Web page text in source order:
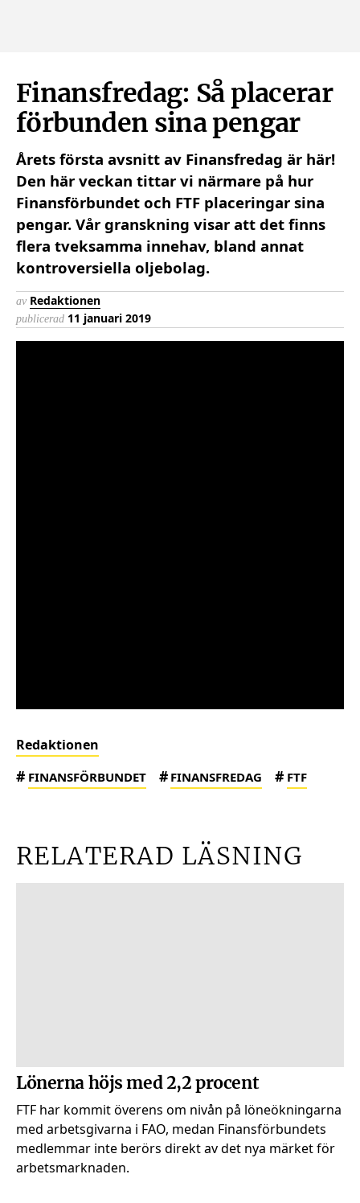
Finansfredag: Så placerar
förbunden sina pengar
Årets första avsnitt av Finansfredag är här!
Den här veckan tittar vi närmare på hur
Finansförbundet och FTF placeringar sina
pengar. Vår granskning visar att det finns
flera tveksamma innehav, bland annat
kontroversiella oljebolag.
av Redaktionen
publicerad 11 januari 2019
Redaktionen
# FINANSFÖRBUNDET # FINANSFREDAG # FTF
RELATERAD LÄSNING
Lönerna höjs med 2,2 procent
FTF har kommit överens om nivån på löneökningarna
med arbetsgivarna i FAO, medan Finansförbundets
medlemmar inte berörs direkt av det nya märket för
arbetsmarknaden.